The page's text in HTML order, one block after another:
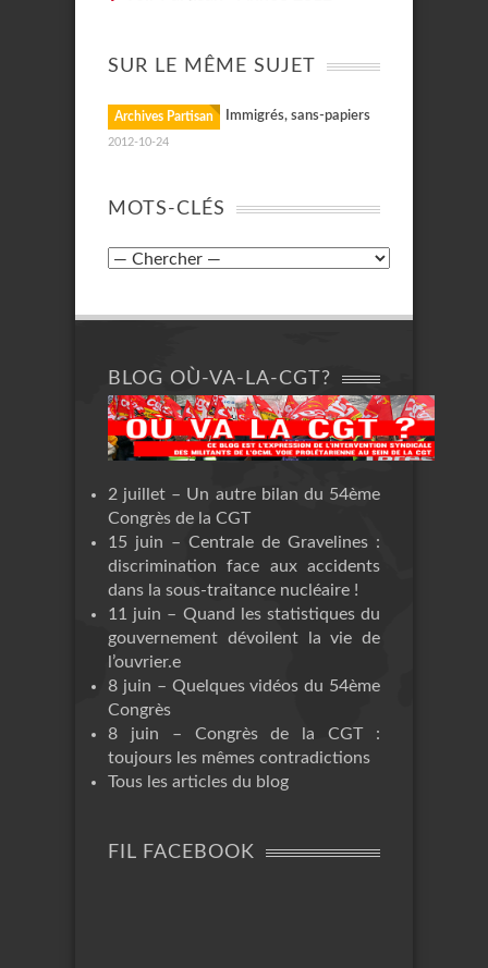
SUR LE MÊME SUJET
Archives Partisan Immigrés, sans-papiers
2012-10-24
MOTS-CLÉS
BLOG OÙ-VA-LA-CGT?
2 juillet – Un autre bilan du 54ème
Congrès de la CGT
15 juin – Centrale de Gravelines :
discrimination face aux accidents
dans la sous-traitance nucléaire !
11 juin – Quand les statistiques du
gouvernement dévoilent la vie de
l’ouvrier.e
8 juin – Quelques vidéos du 54ème
Congrès
8 juin – Congrès de la CGT :
toujours les mêmes contradictions
Tous les articles du blog
FIL FACEBOOK